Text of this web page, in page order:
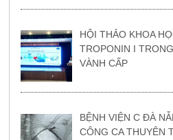
HỘI THẢO KHOA
TROPONIN I
VÀNH CẤP
BỆNH VIỆN C ĐÀ
CÔNG CA THUYÊN